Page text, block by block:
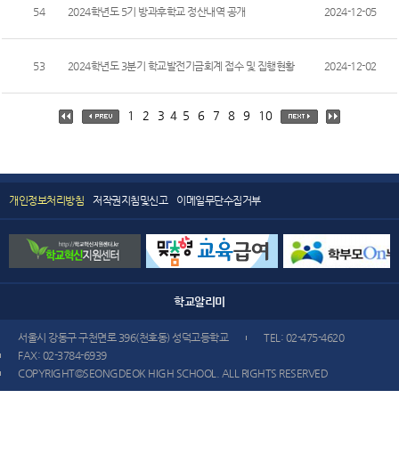
54 2024학년도 5기 방과후학교 정산내역 공개 2024-12-05
53 2024학년도 3분기 학교발전기금회계 접수 및 집행현황 2024-12-02
1 2 3 4 5 6 7 8 9 10
개인정보처리방침 저작권지침및신고 이메일무단수집거부
학교알리미
서울시 강동구 구천면로 396(천호동) 성덕고등학교
TEL: 02-475-4620
FAX: 02-3784-6939
COPYRIGHT©SEONGDEOK HIGH SCHOOL. ALL RIGHTS RESERVED